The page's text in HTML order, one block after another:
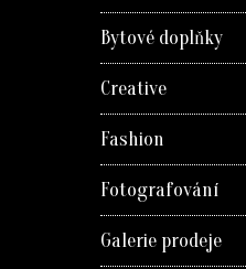
Bytové doplňky
Creative
Fashion
Fotografování
Galerie prodeje